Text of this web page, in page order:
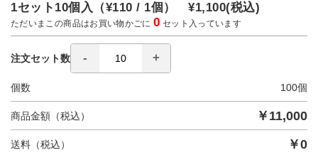
1セット10個入（¥110 / 1個）¥1,100(税込)
ただいまこの商品はお買い物かごに0 セット入っています
注文セット数
個数 100個
商品金額（税込） ￥ 11,000
送料（税込） ￥0